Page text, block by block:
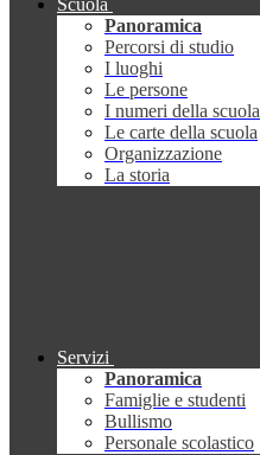
Scuola
Panoramica
Percorsi di studio
I luoghi
Le persone
I numeri della scuola
Le carte della scuola
Organizzazione
La storia
Servizi
Panoramica
Famiglie e studenti
Bullismo
Personale scolastico